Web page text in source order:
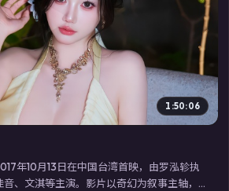
▶
1:50:06
年10月13日在中国台湾首映，由罗泓轸执
、文淇等主演。影片以奇幻为叙事主轴，